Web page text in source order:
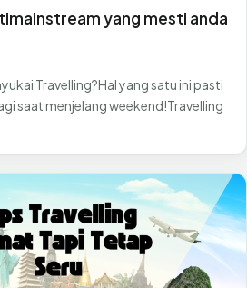
yang mesti anda
Travelling?Hal yang satu ini pasti
saat menjelang weekend!Travelling